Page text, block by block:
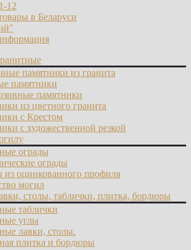
12
в Беларуси
памятники из гранита
памятники
памятники
из цветного гранита
с Крестом
с художественной резкой
ограды
ограды
из оцинкованного профиля
могил
столы, таблички, плитка, бордюры
таблички
углы
лавки, столы.
плитка и бордюры